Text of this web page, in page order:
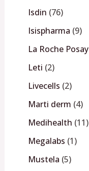
Isdin 76
Isispharma 9
La Roche Posay
Leti 2
Livecells 2
Marti derm 4
Medihealth 11
Megalabs 1
Mustela 5